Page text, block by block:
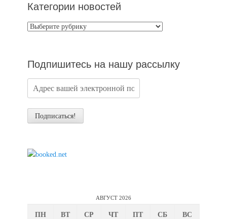
Категории новостей
Категории
Подпишитесь на нашу рассылку
АВГУСТ 2026
ПН ВТ СР ЧТ ПТ СБ ВС